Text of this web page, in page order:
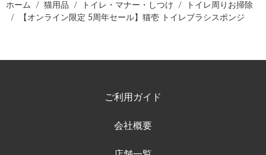
ホーム 猫用品 トイレ・マナー・しつけ
トイレ周りお掃除
【オンライン限定 5周年セール】猫壱 トイレブラシスポンジ
ご利用ガイド
会社概要